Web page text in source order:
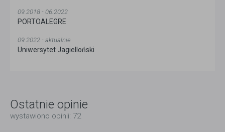
09.2018 - 06.2022
PORTOALEGRE
09.2022 - aktualnie
Uniwersytet Jagielloński
Ostatnie opinie
wystawiono opinii: 72